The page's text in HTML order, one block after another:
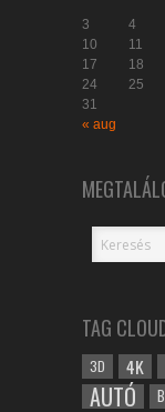
3
4
10
11
17
18
24
25
31
« aug
TAG
3D 4K
AUTÓ